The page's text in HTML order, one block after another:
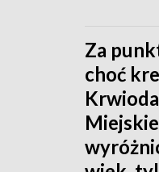
Za
choć